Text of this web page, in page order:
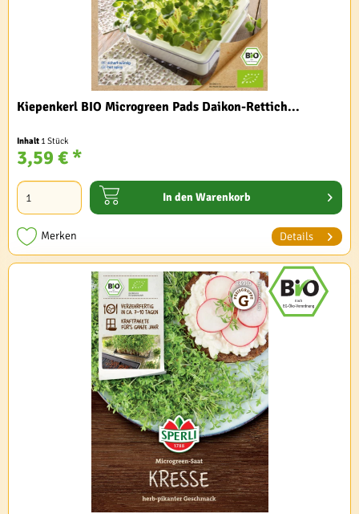
Kiepenkerl BIO Microgreen Pads Daikon-Rettich...
Inhalt 1 Stück
3,59 € *
In den Warenkorb
Merken Details